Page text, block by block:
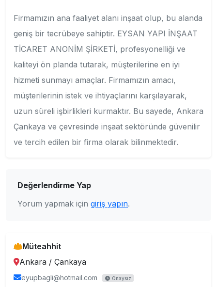
Firmamızın ana faaliyet alanı inşaat olup, bu alanda
geniş bir tecrübeye sahiptir. EYSAN YAPI İNŞAAT
TİCARET ANONİM ŞİRKETİ, profesyonelliği ve
kaliteyi ön planda tutarak, müşterilerine en iyi
hizmeti sunmayı amaçlar. Firmamızın amacı,
müşterilerinin istek ve ihtiyaçlarını karşılayarak,
uzun süreli işbirlikleri kurmaktır. Bu sayede, Ankara
Çankaya ve çevresinde inşaat sektöründe güvenilir
ve tercih edilen bir firma olarak bilinmektedir.
Değerlendirme Yap
Yorum yapmak için giriş yapın.
Müteahhit
Ankara / Çankaya
eyupbagli@hotmail.com Onaysız